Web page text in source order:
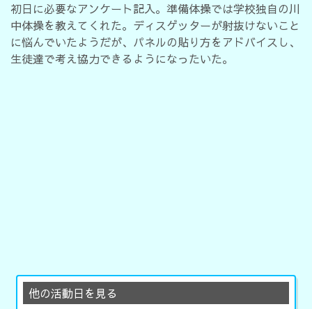
初日に必要なアンケート記入。準備体操では学校独自の川
中体操を教えてくれた。ディスゲッターが射抜けないこと
に悩んでいたようだが、パネルの貼り方をアドバイスし、
生徒達で考え協力できるようになったいた。
他の活動日を見る